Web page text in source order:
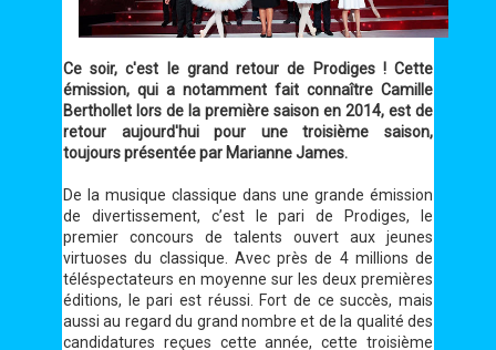
Ce soir, c'est le grand retour de Prodiges ! Cette
émission, qui a notamment fait connaître Camille
Berthollet lors de la première saison en 2014, est de
retour aujourd'hui pour une troisième saison,
toujours présentée par Marianne James.
De la musique classique dans une grande émission
de divertissement, c’est le pari de Prodiges, le
premier concours de talents ouvert aux jeunes
virtuoses du classique. Avec près de 4 millions de
téléspectateurs en moyenne sur les deux premières
éditions, le pari est réussi. Fort de ce succès, mais
aussi au regard du grand nombre et de la qualité des
candidatures reçues cette année, cette troisième